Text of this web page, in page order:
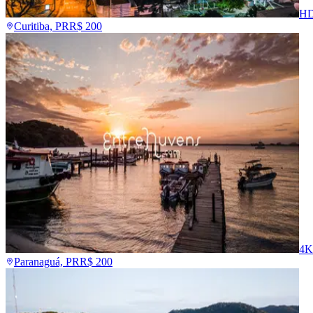
Curitiba, PRR$ 200
4K
Paranaguá, PRR$ 200